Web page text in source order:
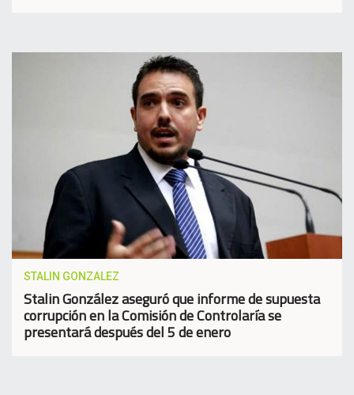
STALIN GONZALEZ
Stalin González aseguró que informe de supuesta
corrupción en la Comisión de Controlaría se
presentará después del 5 de enero